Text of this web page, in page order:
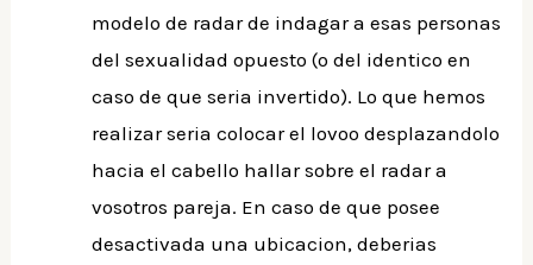
modelo de radar de indagar a esas personas
del sexualidad opuesto (o del identico en
caso de que seri­a invertido). Lo que hemos
realizar seria colocar el lovoo desplazandolo
hacia el cabello hallar sobre el radar a
vosotros pareja. En caso de que posee
desactivada una ubicacion, deberias